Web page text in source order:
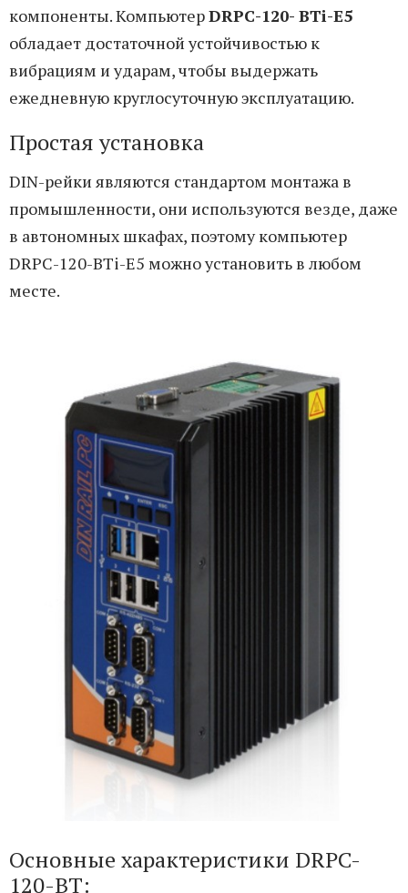
компоненты. КомпьютерDRPC-120- BTi-E5
обладает достаточной устойчивостью к
вибрациям и ударам, чтобы выдержать
ежедневную круглосуточную эксплуатацию.
Простая установка
DIN-рейки являются стандартом монтажа в
промышленности, они используются везде, даже
в автономных шкафах, поэтому компьютер
DRPC-120-BTi-E5 можно установить в любом
месте.
Основные характеристики DRPC-
120-BT: